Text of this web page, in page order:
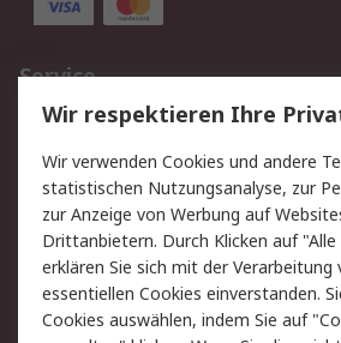
Service
Value Added Services
Rücksendungen
Hilfe
Rechtliches
AGB
Cookie-Richtlinie
Wir respektieren Ihre
Wir verwenden Cookies und andere
statistischen Nutzungsanalyse, zur
zur Anzeige von Werbung auf
Drittanbietern. Durch Klicken auf
erklären Sie sich mit der Verarbeitung
essentiellen Cookies einverstanden.
Cookies auswählen, indem Sie auf